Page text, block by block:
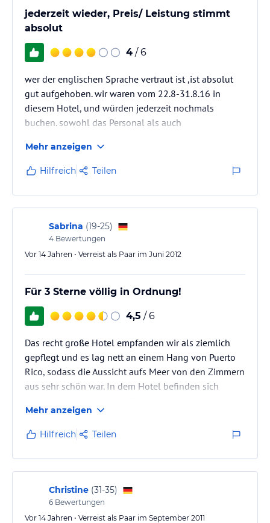
jederzeit wieder, Preis/ Leistung stimmt
absolut
4 / 6
wer der englischen Sprache vertraut ist ,ist absolut
gut aufgehoben. wir waren vom 22.8-31.8.16 in
diesem Hotel, und würden jederzeit nochmals
buchen. sowohl das Personal als auch
Sauberkeit , top,
Mehr anzeigen
Hilfreich Teilen
Sabrina (19-25)
4 Bewertungen
Vor 14 Jahren • Verreist als Paar im Juni 2012
Für 3 Sterne völlig in Ordnung!
4,5 / 6
Das recht große Hotel empfanden wir als ziemlich
gepflegt und es lag nett an einem Hang von Puerto
Rico, sodass die Aussicht aufs Meer von den Zimmern
aus sehr schön war. In dem Hotel befinden sich
Schlafbereich), einem ziemlich großen Badezimmer
und einer Küchenzeile.
Das Hotel wurde während unseres Aufenthaltes
nahezu zu 100% von britischen Gästen "bevölkert",
doch auch diese haben sich durchweg freundlich und
ordentlich verhalten.
Mehr anzeigen
Hilfreich Teilen
Christine (31-35)
6 Bewertungen
Vor 14 Jahren • Verreist als Paar im September 2011